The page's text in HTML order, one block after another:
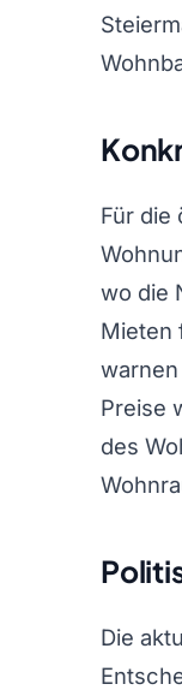
Für die
wo die
Mieten
Preise
des
Die